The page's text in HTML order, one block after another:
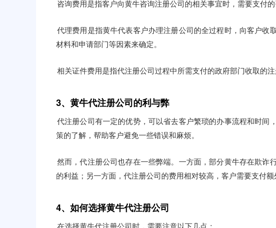
咨询费用是指客户向黄牛咨询注册公司的相关事宜时，需要支付的
代理费用是指黄牛代表客户办理注册公司的全过程时，向客户收
材料和申请部门等因素来确定。
相关证件费用是指代注册公司过程中所需支付的政府部门收取的
3、黄牛代注册公司的利与弊
代注册公司有一定的优势，可以省去客户繁琐的办事流程和时间
策的了解，帮助客户避免一些错误和麻烦。
然而，代注册公司也存在一些弊端。一方面，部分黄牛存在欺诈
的利益；另一方面，代注册公司的费用相对较高，客户需要支付额
4、如何选择黄牛代注册公司